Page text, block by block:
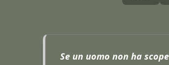
Se un uomo non ha